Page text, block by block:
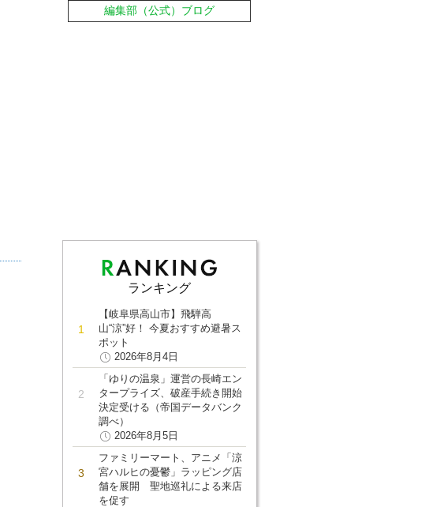
編集部（公式）ブログ
ランキング
【岐阜県高山市】飛騨高
山“涼”好！ 今夏おすすめ避暑ス
ポット
2026年8月4日
「ゆりの温泉」運営の長崎エン
タープライズ、破産手続き開始
決定受ける（帝国データバンク
調べ）
2026年8月5日
ファミリーマート、アニメ「涼
宮ハルヒの憂鬱」ラッピング店
舗を展開 聖地巡礼による来店
を促す